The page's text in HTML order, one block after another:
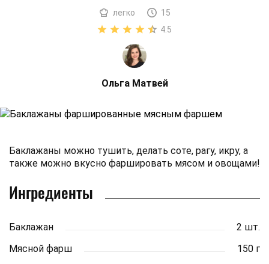
легко
15
4.5
Ольга Матвей
Баклажаны можно тушить, делать соте, рагу, икру, а
также можно вкусно фаршировать мясом и овощами!
Ингредиенты
Баклажан
2 шт.
Мясной фарш
150 г